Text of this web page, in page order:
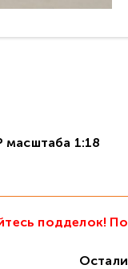
масштаба 1:18
подделок!